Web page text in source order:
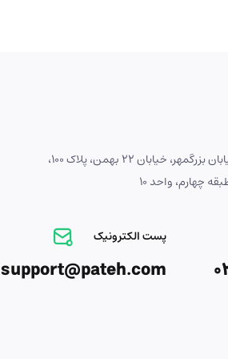
آدرس : اصفهان، خیابان بزرگمهر، خیابان 22 بهمن، پلاک 100،
چهارم، واحد 10
پست الکترونیک
support@pateh.com